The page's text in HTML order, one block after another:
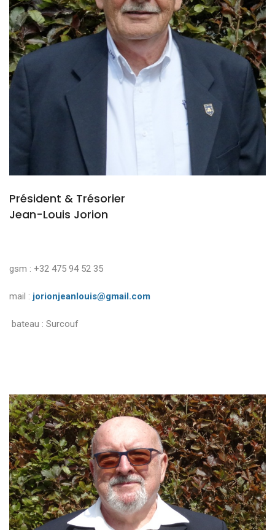
Président & Trésorier
Jean-Louis Jorion
gsm : +32 475 94 52 35
mail : jorionjeanlouis@gmail.com
bateau : Surcouf